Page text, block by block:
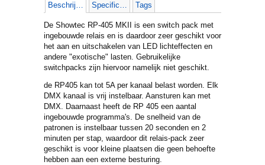
Beschrijving Specificaties Tags
De Showtec RP-405 MKII is een switch pack met
ingebouwde relais en is daardoor zeer geschikt voor
het aan en uitschakelen van LED lichteffecten en
andere "exotische" lasten. Gebruikelijke
switchpacks zijn hiervoor namelijk niet geschikt.
de RP405 kan tot 5A per kanaal belast worden. Elk
DMX kanaal is vrij instelbaar. Aansturen kan met
DMX. Daarnaast heeft de RP 405 een aantal
ingebouwde programma's. De snelheid van de
patronen is instelbaar tussen 20 seconden en 2
minuten per stap, waardoor dit relais-pack zeer
geschikt is voor kleine plaatsen die geen behoefte
hebben aan een externe besturing.